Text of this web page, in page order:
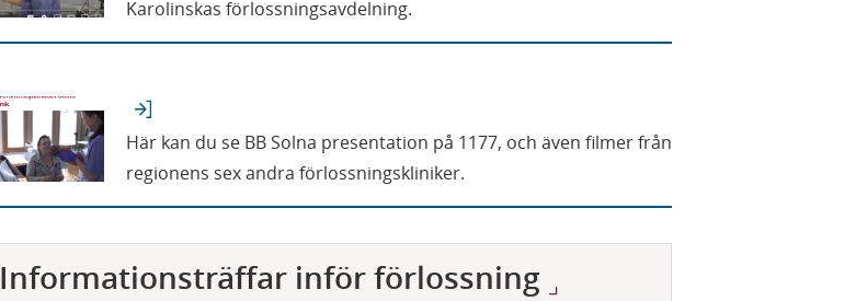
Karolinskas förlossningsavdelning.
Här kan du se BB Solna presentation på 1177, och även filmer från
regionens sex andra förlossningskliniker.
D
Informationsträffar inför förlossning